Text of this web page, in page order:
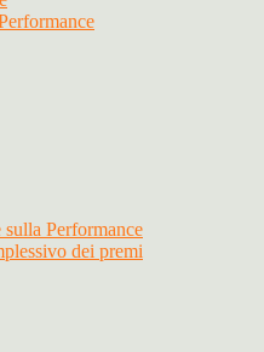
sulla Performance
dei premi